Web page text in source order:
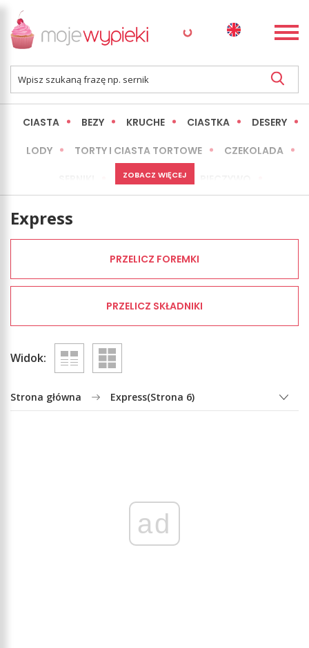
CIASTA BEZY KRUCHE CIASTKA DESERY
LODY TORTY I CIASTA TORTOWE CZEKOLADA
MINI WYPIEKI
ZOBACZ WIĘCEJ
Express
PRZELICZ FOREMKI
PRZELICZ SKŁADNIKI
Widok:
Strona główna Express(Strona 6)
ad